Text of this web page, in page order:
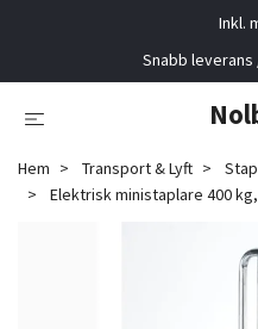
Inkl.
Snabb
Hem Transport & Lyft
Elektrisk ministaplare 400 kg,